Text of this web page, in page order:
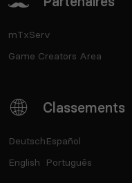
mTxServ
Game Creators Area
Classements
Deutsch
English
Español
Português